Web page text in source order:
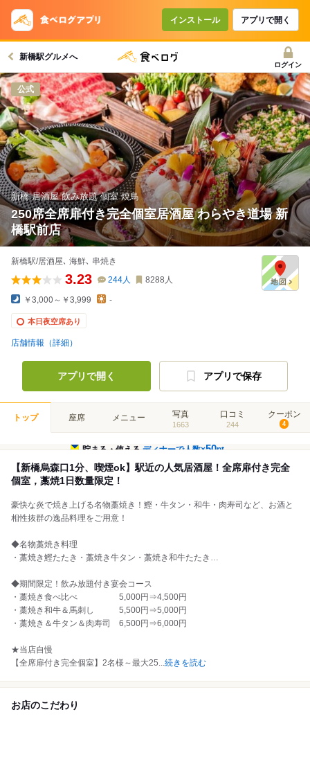
インストール アプリで開く
新橋駅グルメへ
ログイン
公式
新橋 居酒屋 飲み放題 個室 焼鳥
250席全席扉付き完全個室居酒屋 わらやき道場 新
橋駅前店
新橋駅/居酒屋､ 海鮮､ 串焼き
3.23 244人 8288 人
￥3,000～￥3,999 -
本日夜空席あり
店舗情報（詳細）
アプリで開く アプリで保存
トップ 座席 メニュー 写真
1663
口コミ
244
クーポン
4
貯まる・使えるディナーで人数×50pt
【新橋烏森口1分、喫煙ok】駅近の人気居酒屋！全席扉付き完全
個室，藁焼1日数量限定！
豪快な炎で焼き上げる名物藁焼き！鰹・牛タン・和牛・肉寿司など、お酒と
相性抜群の逸品料理をご用意！
◆名物藁焼き料理
・藁焼き鰹たたき・藁焼き牛タン・藁焼き和牛たたき…
◆期間限定！飲み放題付き宴会コース
・藁焼き食べ比べ 5,000円⇒4,500円
・藁焼き和牛＆馬刺し 5,500円⇒5,000円
・藁焼き＆牛タン＆肉寿司 6,500円⇒6,000円
★当店自慢
【全席扉付き完全個室】2名様～最大25...続きを読む
お店のこだわり
コースで使えるクーポン
戻る
クーポンを利用せず予約する